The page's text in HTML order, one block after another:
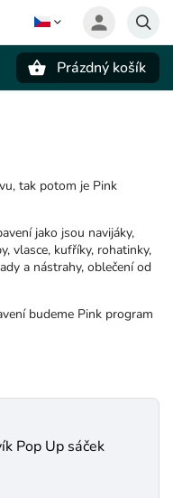
Prázdný košík
tak potom je Pink
jako jsou navijáky,
vlasce, kufříky, rohatinky,
a nástrahy, oblečení od
budeme Pink program
Pop Up sáček